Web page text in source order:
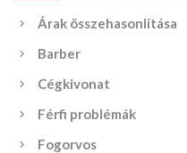
Árak összehasonlítása
Barber
Cégkivonat
Férfi problémák
Fogorvos